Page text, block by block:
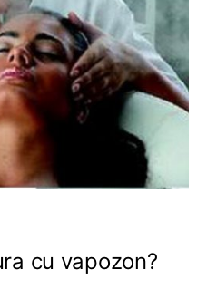
cu vapozon?